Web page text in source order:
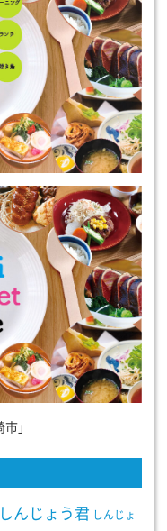
しんじょう君 しんじょ